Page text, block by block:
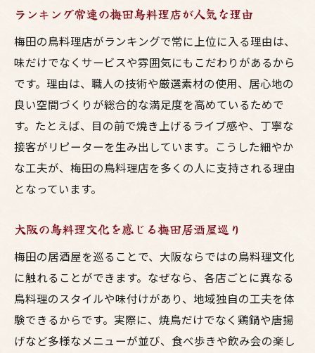
ランキング常連の梅田鳥料理店が人気な理由
梅田の鳥料理店がランキングで常に上位に入る理由は、
味だけでなくサービスや雰囲気にもこだわりがあるから
です。理由は、職人の技術や厳選素材の使用、居心地の
良い空間づくりが総合的な満足度を高めているためで
す。たとえば、目の前で焼き上げるライブ感や、丁寧な
接客がリピーターを生み出しています。こうした細やか
な工夫が、梅田の鳥料理店を多くの人に支持される理由
となっています。
大阪の鳥料理文化を感じる梅田居酒屋巡り
梅田の居酒屋を巡ることで、大阪ならではの鳥料理文化
に触れることができます。なぜなら、各店ごとに異なる
鳥料理のスタイルや味付けがあり、地域独自の工夫を体
験できるからです。実際に、焼鳥だけでなく鶏鍋や唐揚
げなど多様なメニューが並び、食べ歩きや飲み会の楽し